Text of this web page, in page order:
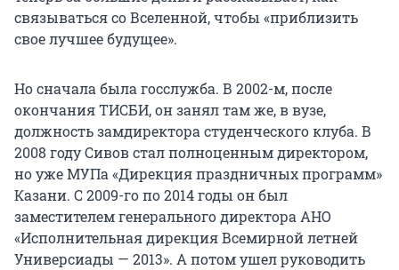
связываться со Вселенной, чтобы «приблизить
свое лучшее будущее».
Но сначала была госслужба. В 2002-м, после
окончания ТИСБИ, он занял там же, в вузе,
должность замдиректора студенческого клуба. В
2008 году Сивов стал полноценным директором,
но уже МУПа «Дирекция праздничных программ»
Казани. С 2009-го по 2014 годы он был
заместителем генерального директора АНО
«Исполнительная дирекция Всемирной летней
Универсиады — 2013». А потом ушел руководить